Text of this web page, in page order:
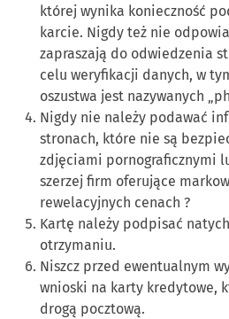
której wynika konieczność
karcie. Nigdy też nie
zapraszają do odwiedzenia
celu weryfikacji danych, w
oszustwa jest nazywanych
Nigdy nie należy podawać
stronach, które nie są
zdjęciami pornograficznymi
szerzej firm oferujące
rewelacyjnych cenach ?
Kartę należy podpisać
otrzymaniu.
Niszcz przed ewentualnym
wnioski na karty kredytowe,
drogą pocztową.